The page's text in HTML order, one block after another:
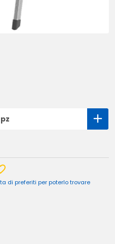
di preferiti per poterlo trovare